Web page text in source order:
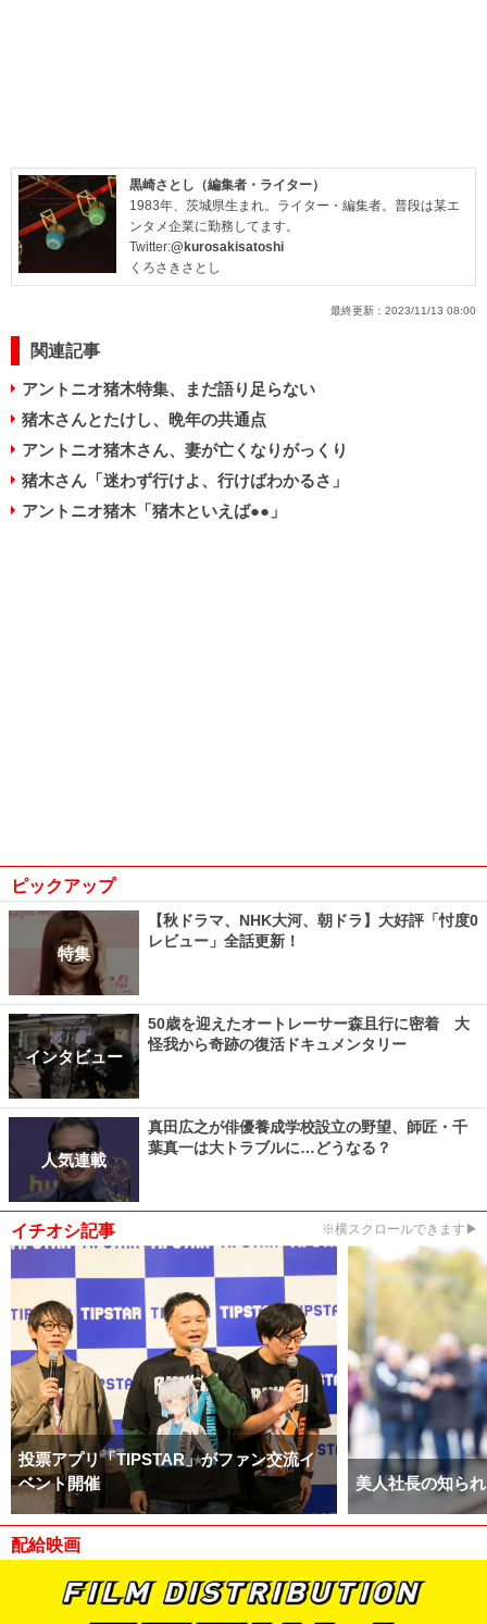
黒崎さとし（編集者・ライター）
1983年、茨城県生まれ。ライター・編集者。普段は某エ
ンタメ企業に勤務してます。
Twitter:@kurosakisatoshi
くろさきさとし
最終更新： 2023/11/13 08:00
関連記事
アントニオ猪木特集、まだ語り足らない
猪木さんとたけし、晩年の共通点
アントニオ猪木さん、妻が亡くなりがっくり
猪木さん「迷わず行けよ、行けばわかるさ」
アントニオ猪木「猪木といえば●●」
ピックアップ
特集
【秋ドラマ、NHK大河、朝ドラ】大好評「忖度0
レビュー」全話更新！
インタビュー
50歳を迎えたオートレーサー森且行に密着 大
怪我から奇跡の復活ドキュメンタリー
人気連載
真田広之が俳優養成学校設立の野望、師匠・千
葉真一は大トラブルに…どうなる？
イチオシ記事 ※横スクロールできます▶
投票アプリ「TIPSTAR」がファン交流イ
ベント開催
美人社長の知ら
配給映画